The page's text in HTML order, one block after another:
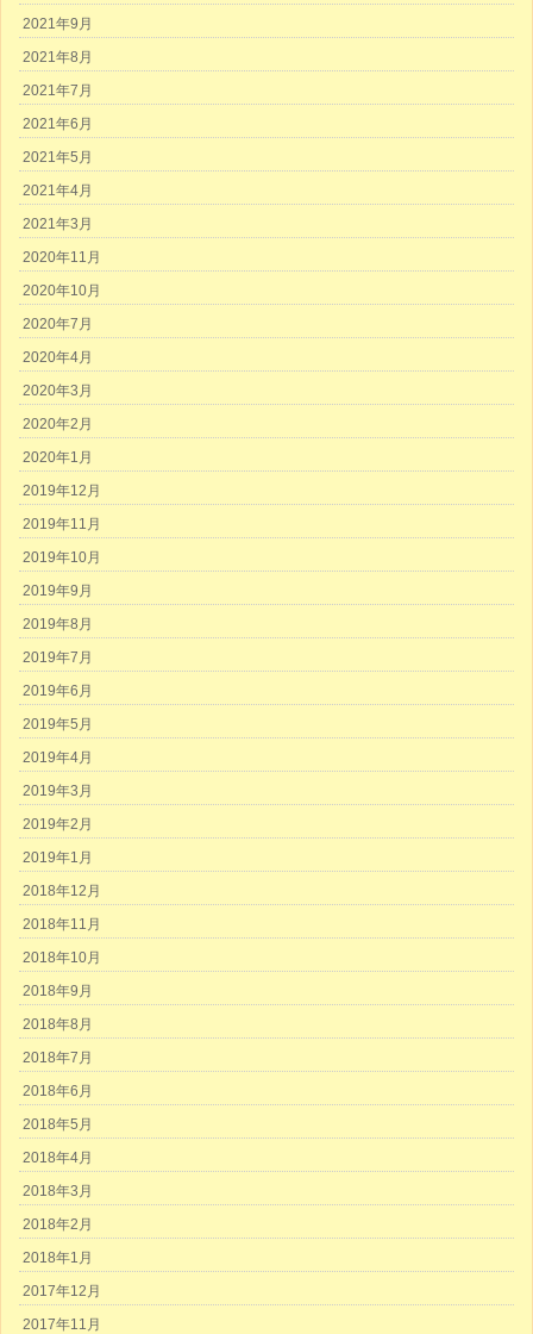
2021年9月
2021年8月
2021年7月
2021年6月
2021年5月
2021年4月
2021年3月
2020年11月
2020年10月
2020年7月
2020年4月
2020年3月
2020年2月
2020年1月
2019年12月
2019年11月
2019年10月
2019年9月
2019年8月
2019年7月
2019年6月
2019年5月
2019年4月
2019年3月
2019年2月
2019年1月
2018年12月
2018年11月
2018年10月
2018年9月
2018年8月
2018年7月
2018年6月
2018年5月
2018年4月
2018年3月
2018年2月
2018年1月
2017年12月
2017年11月